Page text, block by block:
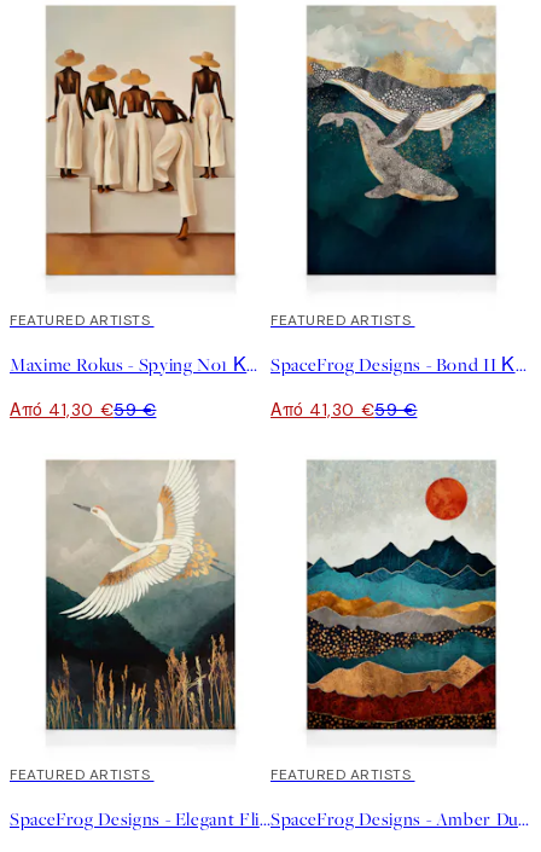
30%*
FEATURED ARTISTS
Maxime Rokus - Spying No1 Καμβάς
Από 41,30 €59 €
30%*
FEATURED ARTISTS
SpaceFrog Designs - Bond II Καμβάς
Από 41,30 €59 €
30%*
FEATURED ARTISTS
SpaceFrog Designs - Elegant Flight Καμβάς
30%*
FEATURED ARTISTS
SpaceFrog Designs - Amber Dusk Καμβάς